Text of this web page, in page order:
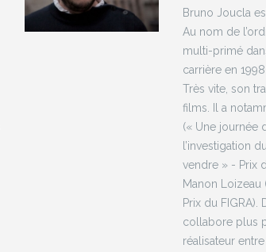
Bruno Joucla
Au nom de
multi-primé
carrière en
Très vite, son
films. Il a
(« Une journée
l’investigation
vendre » - Prix
Manon Loizeau
Prix du FIGRA).
collabore plus
réalisateur